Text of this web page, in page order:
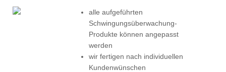
alle aufgeführten
Schwingungsüberwachung-
Produkte können angepasst
werden
wir fertigen nach individuellen
Kundenwünschen